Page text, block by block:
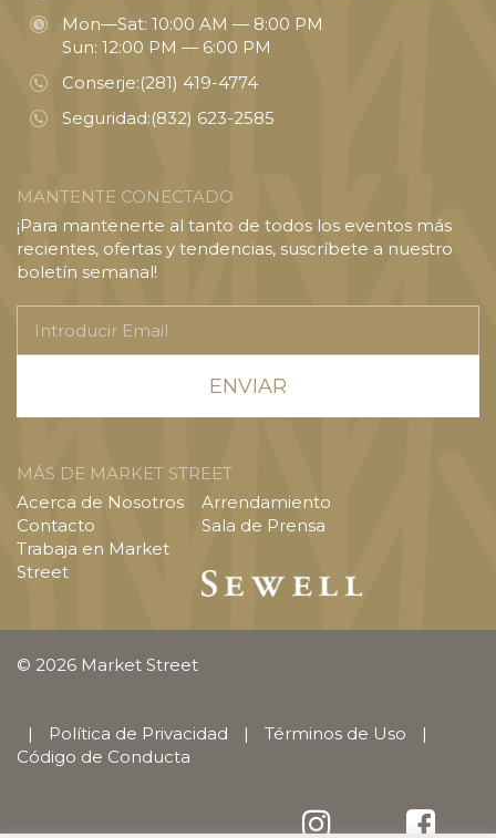
Mon—Sat: 10:00 AM — 8:00 PM
Sun: 12:00 PM — 6:00 PM
Conserje:(281) 419-4774
Seguridad:(832) 623-2585
MANTENTE CONECTADO
¡Para mantenerte al tanto de todos los eventos más
recientes, ofertas y tendencias, suscríbete a nuestro
boletín semanal!
Email
MÁS DE MARKET STREET
Acerca de Nosotros
Contacto
Trabaja en Market
Street
Arrendamiento
Sala de Prensa
© 2026 Market Street
| Política de Privacidad | Términos de Uso
|
Código de Conducta